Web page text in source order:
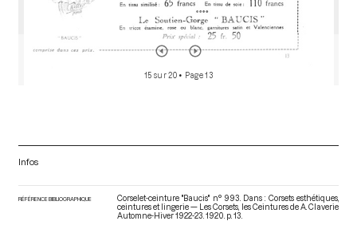
15 sur 20• Page 13
Infos
RÉFÉRENCE BIBLIOGRAPHIQUE
Corselet-ceinture "Baucis" n° 993. Dans : Corsets esthétiques,
ceintures et lingerie — Les Corsets, les Ceintures de A. Claverie
Automne-Hiver 1922-23 . 1920. p. 13.